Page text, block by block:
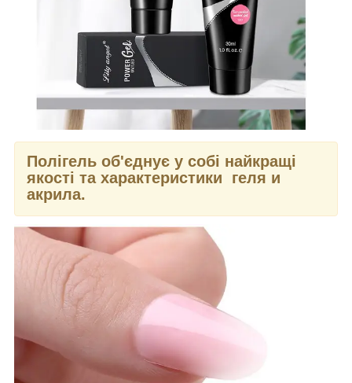
Полігель об'єднує у собі найкращі
якості та характеристики геля и
акрила.